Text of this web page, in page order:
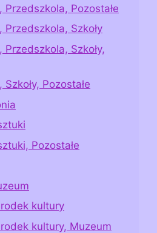
Przedszkola, Pozostałe
Przedszkola, Szkoły
Przedszkola, Szkoły,
Pozostałe
Pozostałe
kultury
kultury, Muzeum